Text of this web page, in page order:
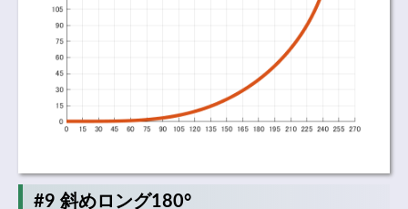
#9 斜めロング180°